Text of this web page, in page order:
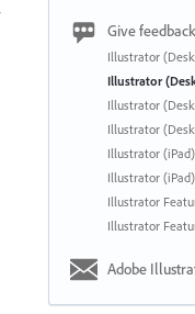
Give feedback
Illustrator
Illustrator
Illustrator
Illustrator
Illustrator
Illustrator
Illustrator
Illustrator
Adobe